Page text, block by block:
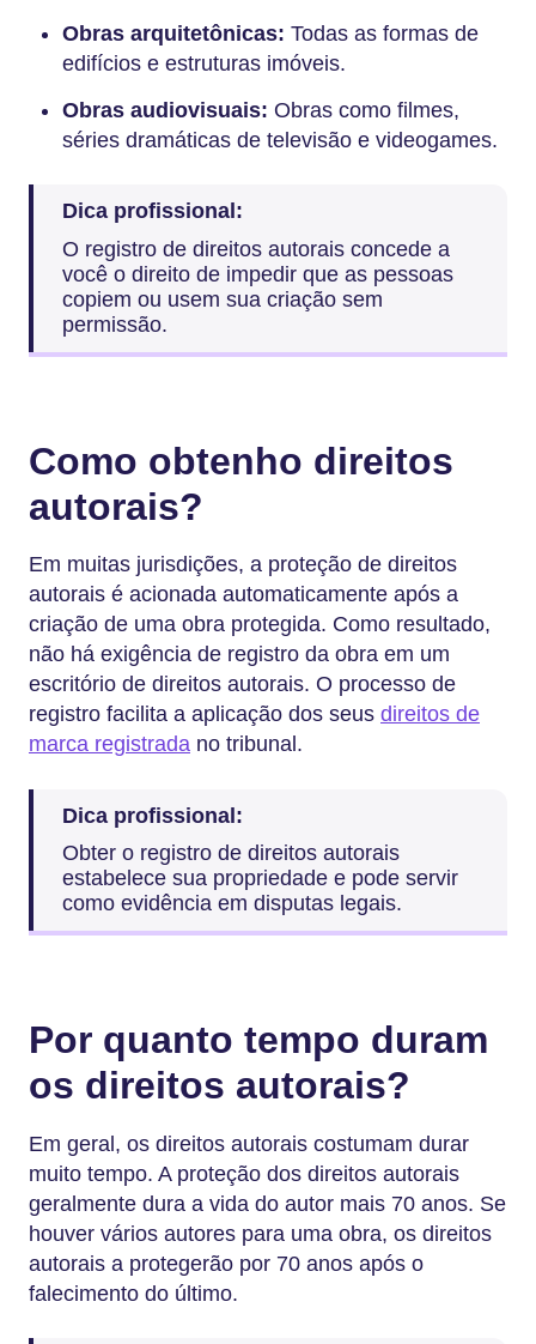
Obras arquitetônicas: Todas as formas de
edifícios e estruturas imóveis.
Obras audiovisuais: Obras como filmes,
séries dramáticas de televisão e videogames.
Dica profissional:
O registro de direitos autorais concede a
você o direito de impedir que as pessoas
copiem ou usem sua criação sem
permissão.
Como obtenho direitos
autorais?
Em muitas jurisdições, a proteção de direitos
autorais é acionada automaticamente após a
criação de uma obra protegida. Como resultado,
não há exigência de registro da obra em um
escritório de direitos autorais. O processo de
registro facilita a aplicação dos seus direitos de
marca registrada no tribunal.
Dica profissional:
Obter o registro de direitos autorais
estabelece sua propriedade e pode servir
como evidência em disputas legais.
Por quanto tempo duram
os direitos autorais?
Em geral, os direitos autorais costumam durar
muito tempo. A proteção dos direitos autorais
geralmente dura a vida do autor mais 70 anos. Se
houver vários autores para uma obra, os direitos
autorais a protegerão por 70 anos após o
falecimento do último.